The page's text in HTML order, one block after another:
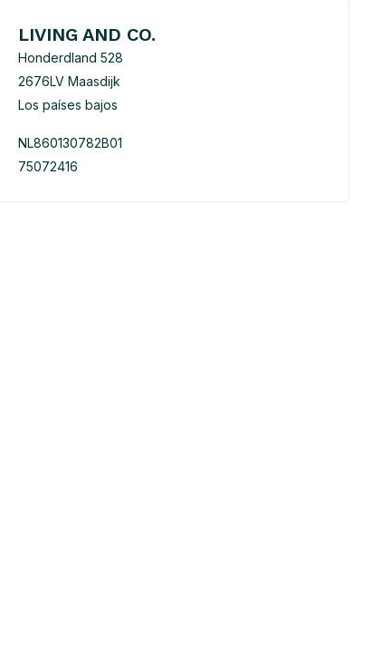
LIVING AND CO.
Honderdland 528
2676LV Maasdijk
Los países bajos
NL860130782B01
75072416